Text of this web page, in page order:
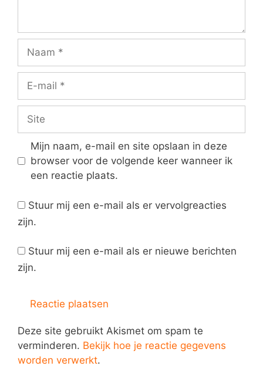
Naam
Site
Mijn naam, e-mail en site opslaan in deze
browser voor de volgende keer wanneer ik
een reactie plaats.
Stuur mij een e-mail als er vervolgreacties
zijn.
Stuur mij een e-mail als er nieuwe berichten
zijn.
Deze site gebruikt Akismet om spam te
verminderen. Bekijk hoe je reactie gegevens
worden verwerkt.